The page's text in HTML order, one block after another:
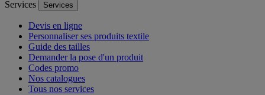
Services Services
Devis en ligne
Personnaliser ses produits textile
Guide des tailles
Demander la pose d'un produit
Codes promo
Nos catalogues
Tous nos services